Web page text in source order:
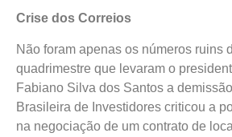
Crise dos Correios
Não foram apenas os números ruins
quadrimestre que levaram o
Fabiano Silva dos Santos a
Brasileira de Investidores criticou a
na negociação de um contrato de